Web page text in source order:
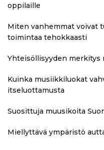
oppilaille
Miten vanhemmat voivat
toimintaa tehokkaasti
Yhteisöllisyyden
Kuinka musiikkiluokat
itseluottamusta
Suosittuja muusikoita
Miellyttävä ympäristö